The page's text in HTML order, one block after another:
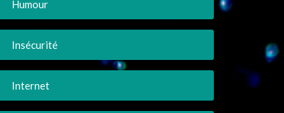
Humour
Insécurité
Internet